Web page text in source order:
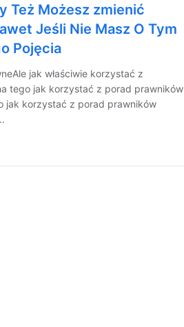
Też Możesz zmienić
Jeśli Nie Masz O Tym
Pojęcia
jak właściwie korzystać z
tego jak korzystać z porad prawników
jak korzystać z porad prawników